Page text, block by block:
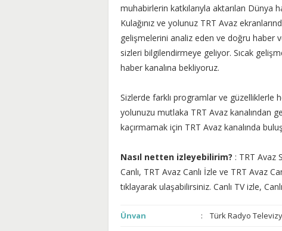
muhabirlerin katkılarıyla aktarılan Dünya
Kulağınız ve yolunuz TRT Avaz
gelişmelerini analiz eden ve doğru haber
sizleri bilgilendirmeye geliyor. Sıcak
haber kanalına bekliyoruz.
Sizlerde farklı programlar ve güzelliklerle
yolunuzu mutlaka TRT Avaz kanalından
kaçırmamak için TRT Avaz kanalında
Nasıl netten izleyebilirim? : TRT Avaz
Canlı, TRT Avaz Canlı İzle ve TRT Avaz
tıklayarak ulaşabilirsiniz. Canlı TV izle,
Ünvan
Türk Radyo